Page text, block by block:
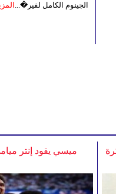
الجينوم الكامل لفير�...
ميسي يقود إنتر